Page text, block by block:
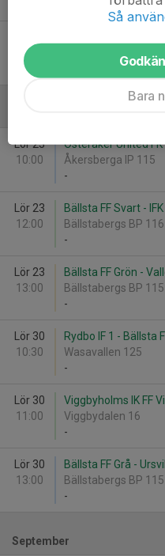
13:00
Bällstabergs BP 115
Lör 23
10:00
Österåker United FK
Åkersberga IP 115
-
Lör 23
12:00
Bällsta FF Svart -
Bällstabergs BP 116
-
Lör 23
13:00
Bällsta FF Grön -
Bällstabergs BP 115
-
Lör 30
10:30
Rydbo IF 1 - Bällsta
Wasavallen 125
-
Lör 30
11:00
Viggbyholms IK FF
Viggbydalen 16
-
Lör 30
13:00
Bällsta FF Grå -
Bällstabergs BP 115
-
September
Så
Bara